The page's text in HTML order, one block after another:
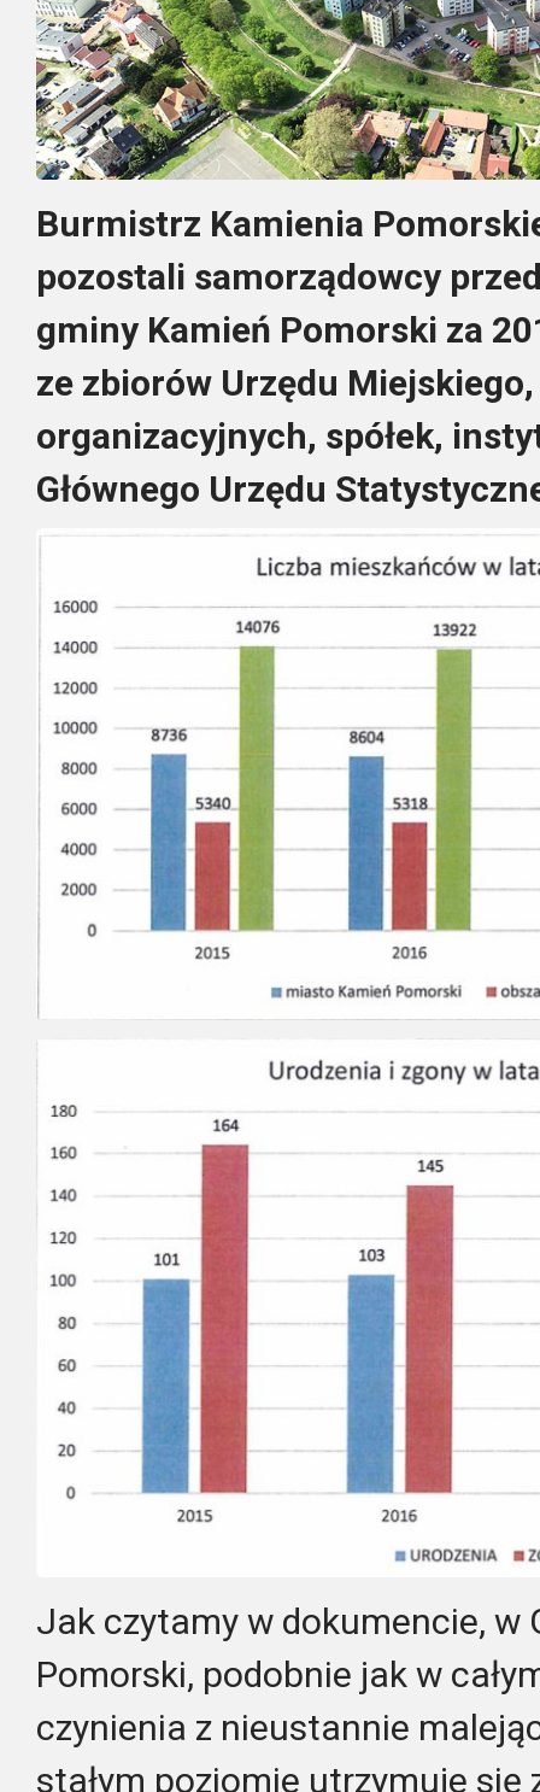
Burmistrz Kamienia
pozostali samorządowcy
gminy Kamień Pomorski za
ze zbiorów Urzędu
organizacyjnych, spółek,
Głównego Urzędu
Jak czytamy w dokumencie, w
Pomorski, podobnie jak w
czynienia z nieustannie
stałym poziomie utrzymuje się